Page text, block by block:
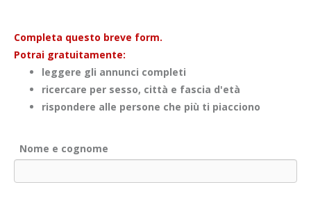
Completa questo breve form.
Potrai gratuitamente:
leggere gli annunci completi
ricercare per sesso, città e fascia d'età
rispondere alle persone che più ti piacciono
Nome e cognome